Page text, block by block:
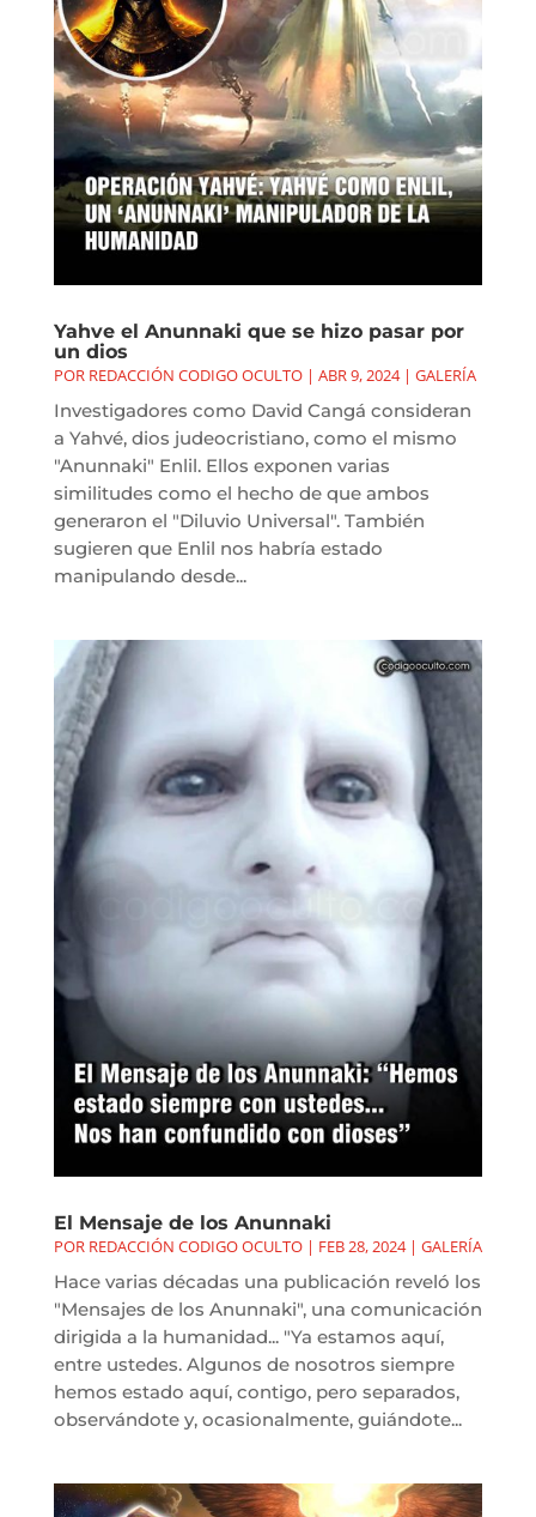
Yahve el Anunnaki que se hizo pasar por
un dios
POR REDACCIÓN CODIGO OCULTO| ABR 9, 2024| GALERÍA
Investigadores como David Cangá consideran
a Yahvé, dios judeocristiano, como el mismo
"Anunnaki" Enlil. Ellos exponen varias
similitudes como el hecho de que ambos
generaron el "Diluvio Universal". También
sugieren que Enlil nos habría estado
manipulando desde...
El Mensaje de los Anunnaki
POR REDACCIÓN CODIGO OCULTO| FEB 28, 2024| GALERÍA
Hace varias décadas una publicación reveló los
"Mensajes de los Anunnaki", una comunicación
dirigida a la humanidad... "Ya estamos aquí,
entre ustedes. Algunos de nosotros siempre
hemos estado aquí, contigo, pero separados,
observándote y, ocasionalmente, guiándote...